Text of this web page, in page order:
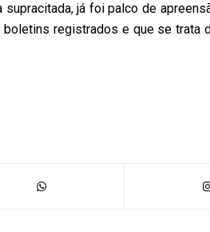
já foi palco de
registrados e que se trata